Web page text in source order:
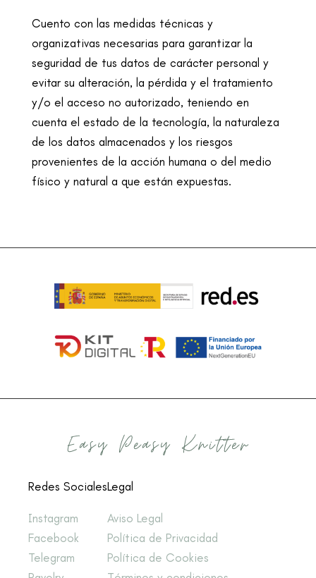
Cuento con las medidas técnicas y
organizativas necesarias para garantizar la
seguridad de tus datos de carácter personal y
evitar su alteración, la pérdida y el tratamiento
y/o el acceso no autorizado, teniendo en
cuenta el estado de la tecnología, la naturaleza
de los datos almacenados y los riesgos
provenientes de la acción humana o del medio
físico y natural a que están expuestas.
Redes Sociales
Instagram
Facebook
Telegram
Legal
Aviso Legal
Política de Privacidad
Política de Cookies